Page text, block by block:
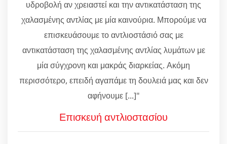
υδροβολή αν χρειαστεί και την αντικατάσταση της
χαλασμένης αντλίας με μία καινούρια. Μπορούμε να
επισκευάσουμε το αντλιοστάσιό σας με
αντικατάσταση της χαλασμένης αντλίας λυμάτων με
μία σύγχρονη και μακράς διαρκείας. Ακόμη
περισσότερο, επειδή αγαπάμε τη δουλειά μας και δεν
αφήνουμε [...]"
Επισκευή αντλιοστασίου